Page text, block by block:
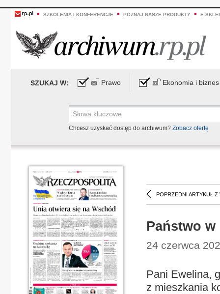
SZKOLENIA I KONFERENCJE POZNAJ NASZE PRODUKTY E-
SZUKAJ W: Prawo Ekonomia i biznes
Chcesz uzyskać dostęp do archiwum? Zobacz ofertę
POPRZEDNI ARTYKUŁ Z
Państwo
24 czerwca
Pani Ewelina,
z mieszkania